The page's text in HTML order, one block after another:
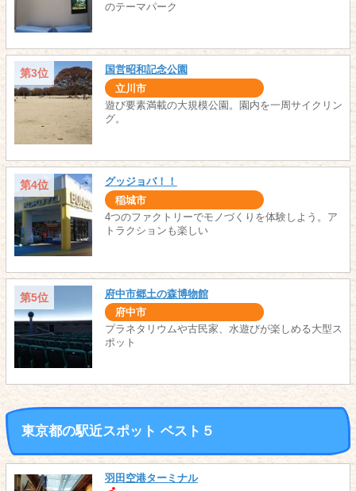
のテーマパーク
第3位 国営昭和記念公園
立川市
遊び要素満載の大規模公園。園内を一周サイクリン
グ。
第4位 グッジョバ！！
稲城市
4つのファクトリーでモノづくりを体験しよう。ア
トラクションも楽しい
第5位 府中市郷土の森博物館
府中市
プラネタリウムや古民家、水遊びが楽しめる大型ス
ポット
東京都の駅近スポット ベスト５
羽田空港ターミナル